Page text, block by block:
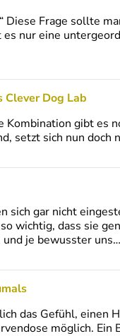
Diese Frage sollte
nur eine
Clever Dog Lab
Kombination gibt es
setzt sich nun doch
sich gar nicht
wichtig, dass sie
je bewusster uns…
das Gefühl,
möglich.